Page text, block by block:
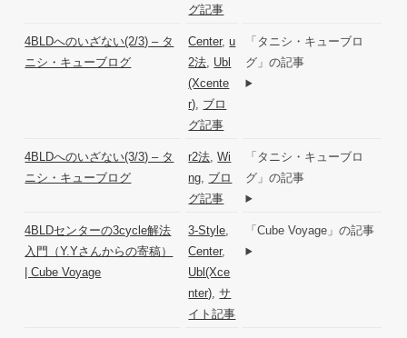
グ記事
4BLDへのいざない(2/3) – タ
ニシ・キューブログ
Center,u
2法, Ubl
(Xcente
r), ブロ
グ記事
「タニシ・キューブロ
グ」の記事
4BLDへのいざない(3/3) – タ
ニシ・キューブログ
r2法,Wi
ng, ブロ
グ記事
「タニシ・キューブロ
グ」の記事
4BLDセンターの3cycle解法
入門（Y.Yさんからの寄稿）
| Cube Voyage
3-Style,
Center,
Ubl(Xce
nter),サ
イト記事
「Cube Voyage」の記事